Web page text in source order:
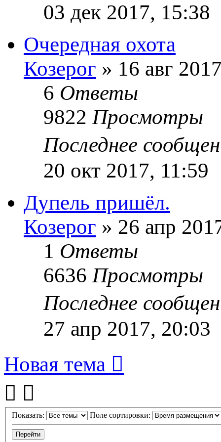
03 дек 2017, 15:38
Очередная охота
Козерог » 16 авг
6 Ответы
9822 Просмотры
Последнее
20 окт 2017, 11:59
Дупель пришёл.
Козерог » 26 апр
1 Ответы
6636 Просмотры
Последнее
27 апр 2017, 20:03
Новая тема
Показать: Поле сортировки: